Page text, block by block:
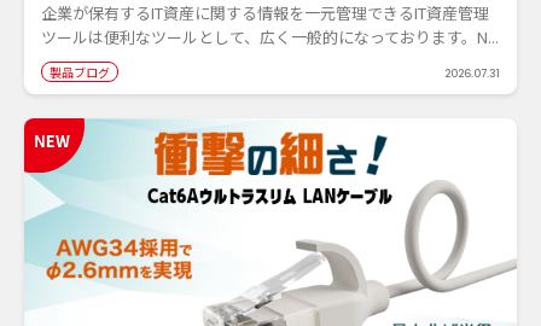
企業が保有するIT資産に関する情報を一元管理できるIT資産管理
ツールは便利なツールとして、広く一般的になっております。N...
製品ブログ 2026.07.31